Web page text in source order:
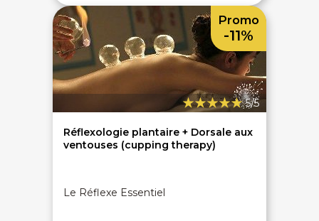
5/5
Réflexologie plantaire + Dorsale aux
ventouses (cupping therapy)
Le Réflexe Essentiel
Promo
-11%
On discute ?
SERVICE CLIENTS LeBienEtre.fr